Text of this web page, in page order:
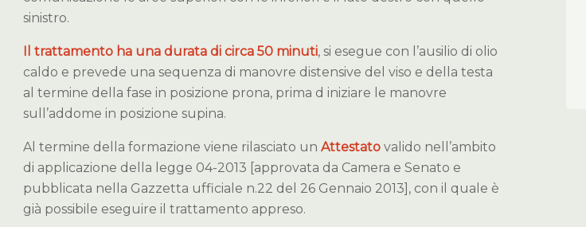
sinistro.
Il trattamento ha una durata di circa 50 minuti, si esegue con l’ausilio di olio
caldo e prevede una sequenza di manovre distensive del viso e della testa
al termine della fase in posizione prona, prima d iniziare le manovre
sull’addome in posizione supina.
Al termine della formazione viene rilasciato un Attestato valido nell’ambito
di applicazione della legge 04-2013 [approvata da Camera e Senato e
pubblicata nella Gazzetta ufficiale n.22 del 26 Gennaio 2013], con il quale è
già possibile eseguire il trattamento appreso.